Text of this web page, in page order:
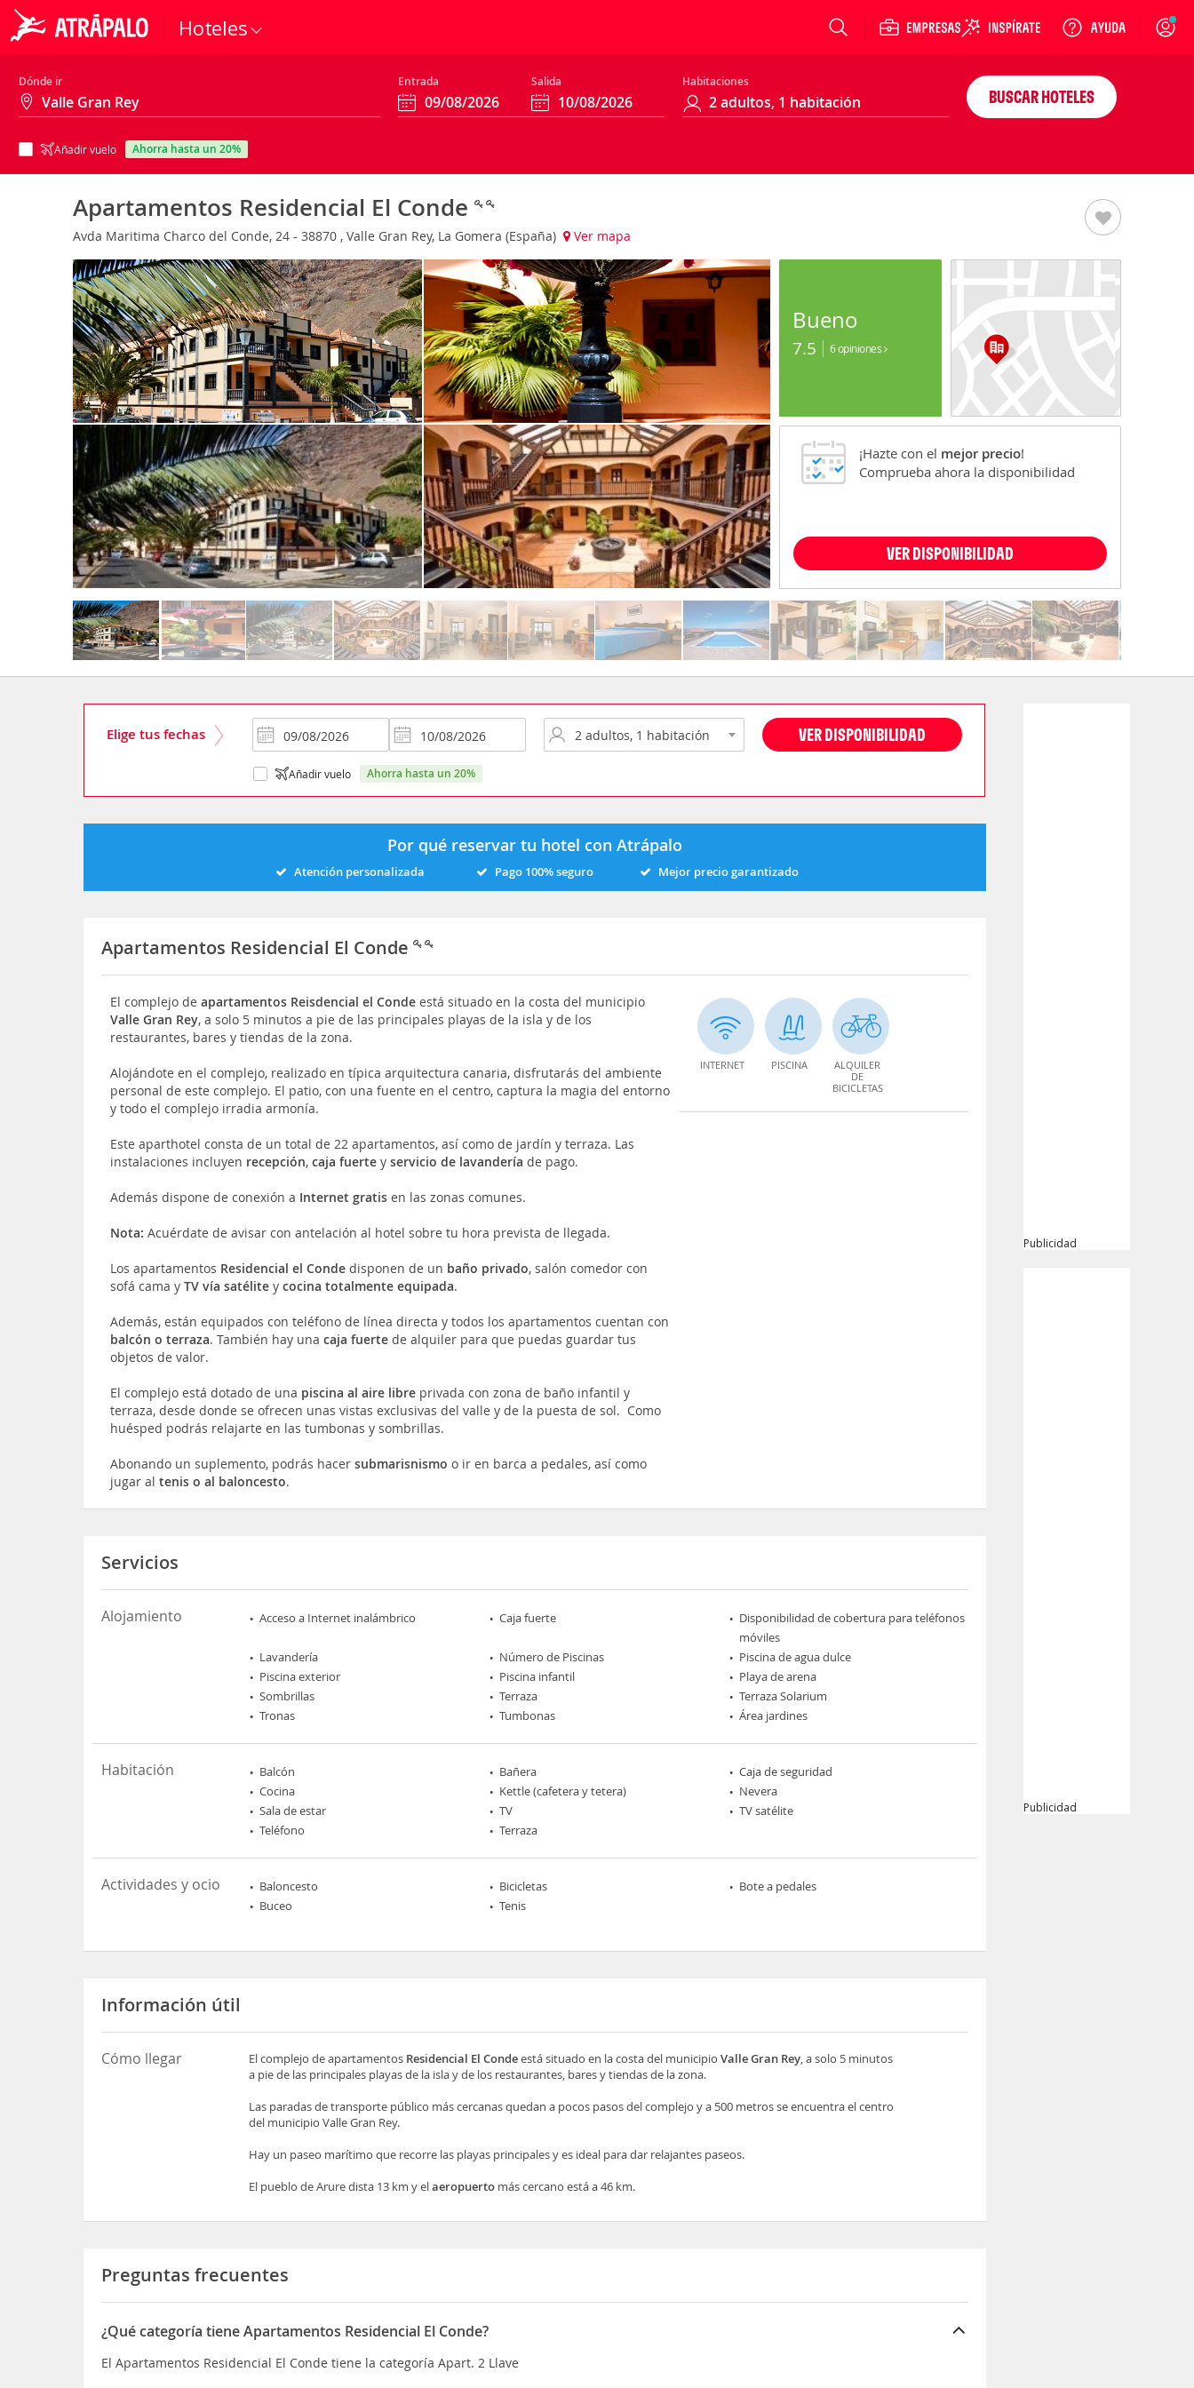
Hoteles Login
Dónde ir Entrada Salida Habitaciones
Añadir vuelo ahorra hasta un 20%
BUSCAR HOTELES
Apartamentos Residencial El Conde
Avda Maritima Charco del Conde, 24 - 38870 , Valle Gran Rey, La Gomera (España) Ver mapa
Bueno
7.5 6 opiniones
¡Hazte con el mejor precio!
Comprueba ahora la disponibilidad
VER DISPONIBILIDAD
Elige tus fechas VER DISPONIBILIDAD
Añadir vuelo ahorra hasta un 20%
Por qué reservar tu hotel con Atrápalo
Atención personalizada Pago 100% seguro Mejor precio garantizado
Apartamentos Residencial El Conde
El complejo deapartamentos Reisdencial el Conde está situado en la costa del municipio
Valle Gran Rey, a solo 5 minutos a pie de las principales playas de la isla y de los
restaurantes, bares y tiendas de la zona.
Alojándote en el complejo, realizado en típica arquitectura canaria, disfrutarás del ambiente
personal de este complejo. El patio, con una fuente en el centro, captura la magia del entorno
y todo el complejo irradia armonía.
Este aparthotel consta de un total de 22 apartamentos, así como de jardín y terraza. Las
instalaciones incluyen recepción,caja fuerte yservicio de lavandería de pago.
Además dispone de conexión a Internet gratis en las zonas comunes.
Nota: Acuérdate de avisar con antelación al hotel sobre tu hora prevista de llegada.
Los apartamentos Residencial el Condedisponen de un baño privado, salón comedor con
sofá cama yTV vía satélite y cocina totalmente equipada.
Además, están equipados con teléfono de línea directa y todos los apartamentos cuentan con
balcón o terraza. También hay unacaja fuertede alquiler para que puedas guardar tus
objetos de valor.
El complejo está dotado de una piscina al aire libre privada con zona de baño infantil y
terraza, desde donde se ofrecen unas vistas exclusivas del valle y de la puesta de sol. Como
huésped podrás relajarte en las tumbonas y sombrillas.
Abonando un suplemento, podrás hacersubmarisnismo o ir en barca a pedales, así como
jugar altenis o al baloncesto.
INTERNET PISCINA
ALQUILER
DE
BICICLETAS
Servicios
Alojamiento Acceso a Internet inalámbrico Caja fuerte
Disponibilidad de cobertura para teléfonos
móviles
Lavandería
Número de Piscinas
Piscina de agua dulce
Piscina exterior
Piscina infantil
Playa de arena
Sombrillas
Terraza
Terraza Solarium
Tronas
Tumbonas Área jardines
Habitación Balcón Bañera
Caja de seguridad
Cocina
Kettle (cafetera y tetera)
Nevera
Sala de estar
TV
TV satélite
Teléfono
Terraza
Actividades y ocio Baloncesto Bicicletas
Bote a pedales
Buceo
Tenis
Información útil
Cómo llegar El complejo de apartamentos Residencial El Condeestá situado en la costa del municipioValle Gran Rey, a solo 5 minutos
a pie de las principales playas de la isla y de los restaurantes, bares y tiendas de la zona.
Las paradas de transporte público más cercanas quedan a pocos pasos del complejo y a 500 metros se encuentra el centro
del municipio Valle Gran Rey.
Hay un paseo marítimo que recorre las playas principales y es ideal para dar relajantes paseos.
El pueblo de Arure dista 13 km y elaeropuerto más cercano está a 46 km.
Preguntas frecuentes
¿Qué categoría tiene Apartamentos Residencial El Conde?
El Apartamentos Residencial El Conde tiene la categoría Apart. 2 Llave
Publicidad
Publicidad